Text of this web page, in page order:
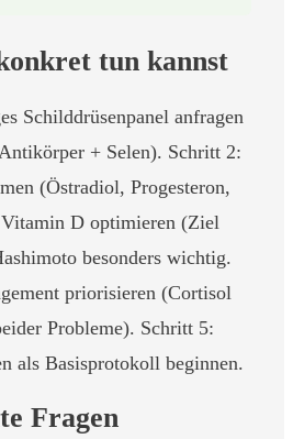
tun kannst
Schilddrüsenpanel anfragen
+ Selen). Schritt 2:
(Östradiol, Progesteron,
D optimieren (Ziel
besonders wichtig.
priorisieren (Cortisol
Probleme). Schritt 5:
als Basisprotokoll beginnen.
Fragen